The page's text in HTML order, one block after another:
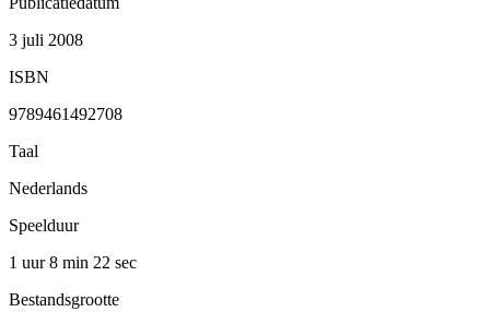
3 juli 2008
ISBN
9789461492708
Taal
Nederlands
Speelduur
1 uur 8 min 22 sec
Bestandsgrootte